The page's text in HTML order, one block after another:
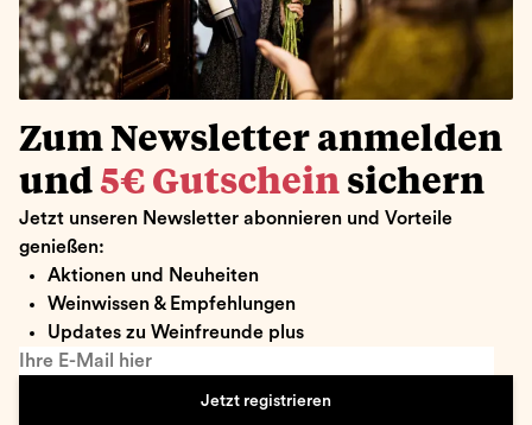
Zum Newsletter anmelden
und 5€ Gutschein sichern
Jetzt unseren Newsletter abonnieren und Vorteile
genießen:
Aktionen und Neuheiten
Weinwissen & Empfehlungen
Updates zu Weinfreunde plus
Ihre E-Mail hier
Jetzt registrieren